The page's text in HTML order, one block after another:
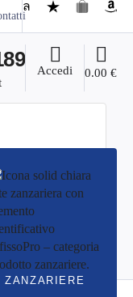
Accedi 0.00€
ZANZARIERE